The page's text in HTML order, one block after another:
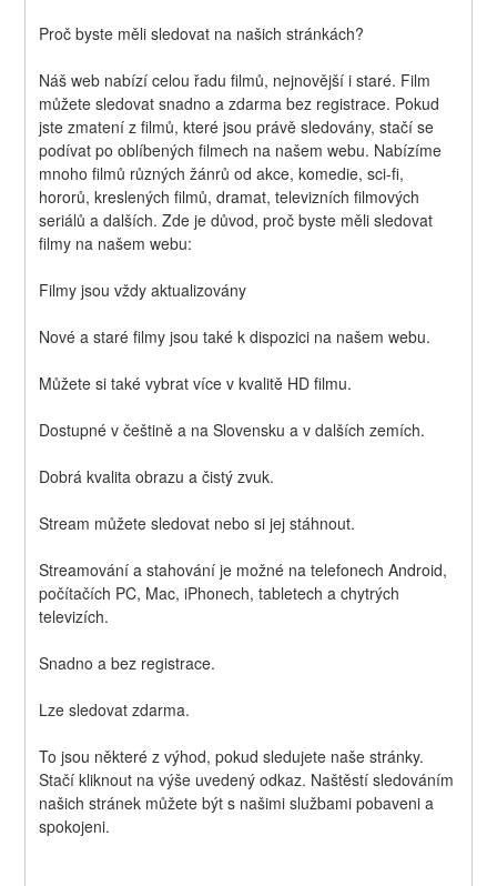
Proč byste měli sledovat na našich stránkách?
Náš web nabízí celou řadu filmů, nejnovější i staré. Film
můžete sledovat snadno a zdarma bez registrace. Pokud
jste zmatení z filmů, které jsou právě sledovány, stačí se
podívat po oblíbených filmech na našem webu. Nabízíme
mnoho filmů různých žánrů od akce, komedie, sci-fi,
hororů, kreslených filmů, dramat, televizních filmových
seriálů a dalších. Zde je důvod, proč byste měli sledovat
filmy na našem webu:
Filmy jsou vždy aktualizovány
Nové a staré filmy jsou také k dispozici na našem webu.
Můžete si také vybrat více v kvalitě HD filmu.
Dostupné v češtině a na Slovensku a v dalších zemích.
Dobrá kvalita obrazu a čistý zvuk.
Stream můžete sledovat nebo si jej stáhnout.
Streamování a stahování je možné na telefonech Android,
počítačích PC, Mac, iPhonech, tabletech a chytrých
televizích.
Snadno a bez registrace.
Lze sledovat zdarma.
To jsou některé z výhod, pokud sledujete naše stránky.
Stačí kliknout na výše uvedený odkaz. Naštěstí sledováním
našich stránek můžete být s našimi službami pobaveni a
spokojeni.